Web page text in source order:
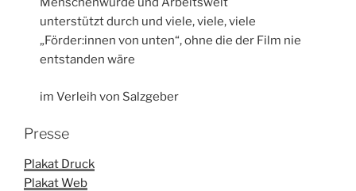
unterstützt durch und viele, viele, viele
„Förder:innen von unten“, ohne die der Film nie
entstanden wäre
im Verleih von Salzgeber
Presse
Plakat Druck
Plakat Web